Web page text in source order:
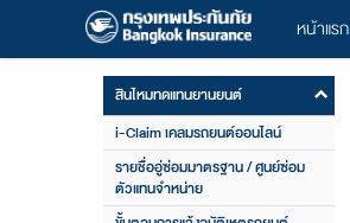
หน้าแรก
สินไหมทดแทนยานยนต์
i-Claim เคลมรถยนต์ออนไลน์
รายชื่ออู่ซ่อมมาตรฐาน / ศูนย์ซ่อม
ตัวแทนจำหน่าย